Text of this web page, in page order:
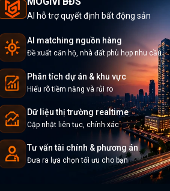
AI hỗ trợ quyết định bất động sản
AI matching nguồn hàng
Đề xuất căn hộ, nhà đất phù hợp nhu cầu
Phân tích dự án & khu vực
Hiểu rõ tiềm năng và rủi ro
Dữ liệu thị trường realtime
Cập nhật liên tục, chính xác
Tư vấn tài chính & phương án
Đưa ra lựa chọn tối ưu cho bạn